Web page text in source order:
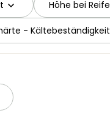
Höhe bei Reife
- Kältebeständigkeit